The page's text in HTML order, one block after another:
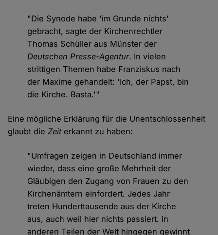
"Die Synode habe 'im Grunde nichts'
gebracht, sagte der Kirchenrechtler
Thomas Schüller aus Münster der
Deutschen Presse-Agentur. In vielen
strittigen Themen habe Franziskus nach
der Maxime gehandelt: 'Ich, der Papst, bin
die Kirche. Basta.'"
Eine mögliche Erklärung für die Unentschlossenheit
glaubt dieZeiterkannt zu haben:
"Umfragen zeigen in Deutschland immer
wieder, dass eine große Mehrheit der
Gläubigen den Zugang von Frauen zu den
Kirchenämtern einfordert. Jedes Jahr
treten Hunderttausende aus der Kirche
aus, auch weil hier nichts passiert. In
anderen Teilen der Welt hingegen gewinnt